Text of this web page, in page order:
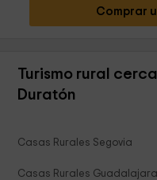
Comprar
Turismo rural
Duratón
Casas Rurales Segovia
Casas Rurales Guadalajara